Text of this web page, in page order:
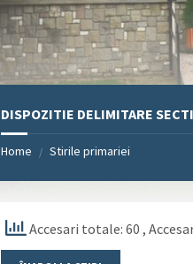
DISPOZITIE DELIMITARE
Home / Stirile primariei
Accesari totale: 60,